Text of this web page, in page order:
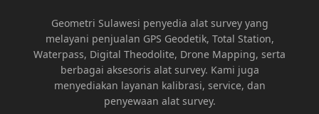
Geometri Sulawesi penyedia alat survey yang
melayani penjualan GPS Geodetik, Total Station,
Waterpass, Digital Theodolite, Drone Mapping, serta
berbagai aksesoris alat survey. Kami juga
menyediakan layanan kalibrasi, service, dan
penyewaan alat survey.